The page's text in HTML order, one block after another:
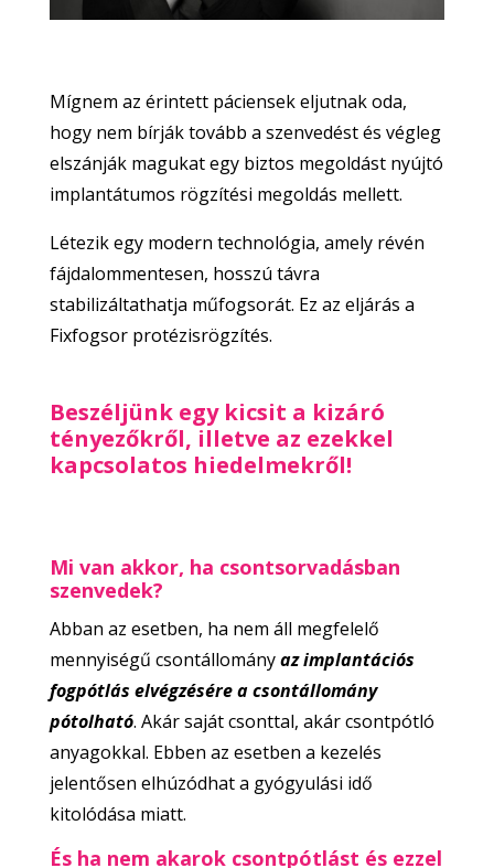
Mígnem az érintett páciensek eljutnak oda,
hogy nem bírják tovább a szenvedést és végleg
elszánják magukat egy biztos megoldást nyújtó
implantátumos rögzítési megoldás mellett.
Létezik egy modern technológia, amely révén
fájdalommentesen, hosszú távra
stabilizáltathatja műfogsorát. Ez az eljárás a
Fixfogsor protézisrögzítés.
Beszéljünk egy kicsit a kizáró
tényezőkről, illetve az ezekkel
kapcsolatos hiedelmekről!
Mi van akkor, ha csontsorvadásban
szenvedek?
Abban az esetben, ha nem áll megfelelő
mennyiségű csontállományaz implantációs
fogpótlás elvégzésére a csontállomány
pótolható. Akár saját csonttal, akár csontpótló
anyagokkal. Ebben az esetben a kezelés
jelentősen elhúzódhat a gyógyulási idő
kitolódása miatt.
És ha nem akarok csontpótlást és ezzel